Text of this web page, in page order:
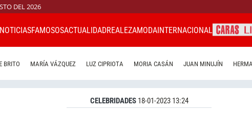
DEL 2026
NOTICIASFAMOSOSACTUALIDADREALEZAMODAINTERNACIONAL
BRITO MARÍA VÁZQUEZ LUZ CIPRIOTA MORIA CASÁN JUAN MINUJÍN
CELEBRIDADES 18-01-2023 13:24